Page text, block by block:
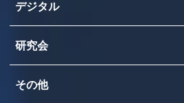
デジタル
研究会
その他